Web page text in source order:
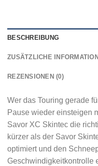
BESCHREIBUNG
ZUSÄTZLICHE
REZENSIONEN (0)
Wer das Touring gerade
Pause wieder einsteigen
Savor XC Skintec die
kürzer als der Savor
optimiert und den
Geschwindigkeitkontrolle